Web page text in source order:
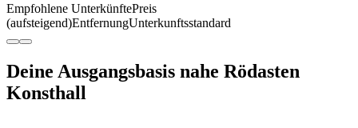
Empfohlene UnterkünftePreis
(aufsteigend)EntfernungUnterkunftsstandard
Deine Ausgangsbasis nahe Rödasten
Konsthall